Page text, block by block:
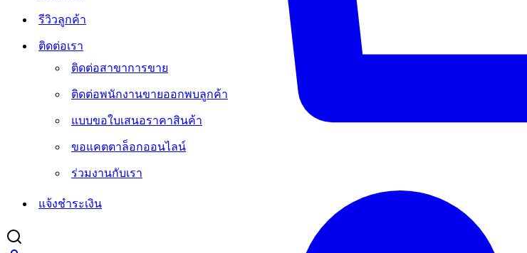
รีวิวลูกค้า
ติดต่อเรา
ติดต่อสาขาการขาย
ติดต่อพนักงานขายออกพบลูกค้า
แบบขอใบเสนอราคาสินค้า
ขอแคตตาล็อกออนไลน์
ร่วมงานกับเรา
แจ้งชำระเงิน